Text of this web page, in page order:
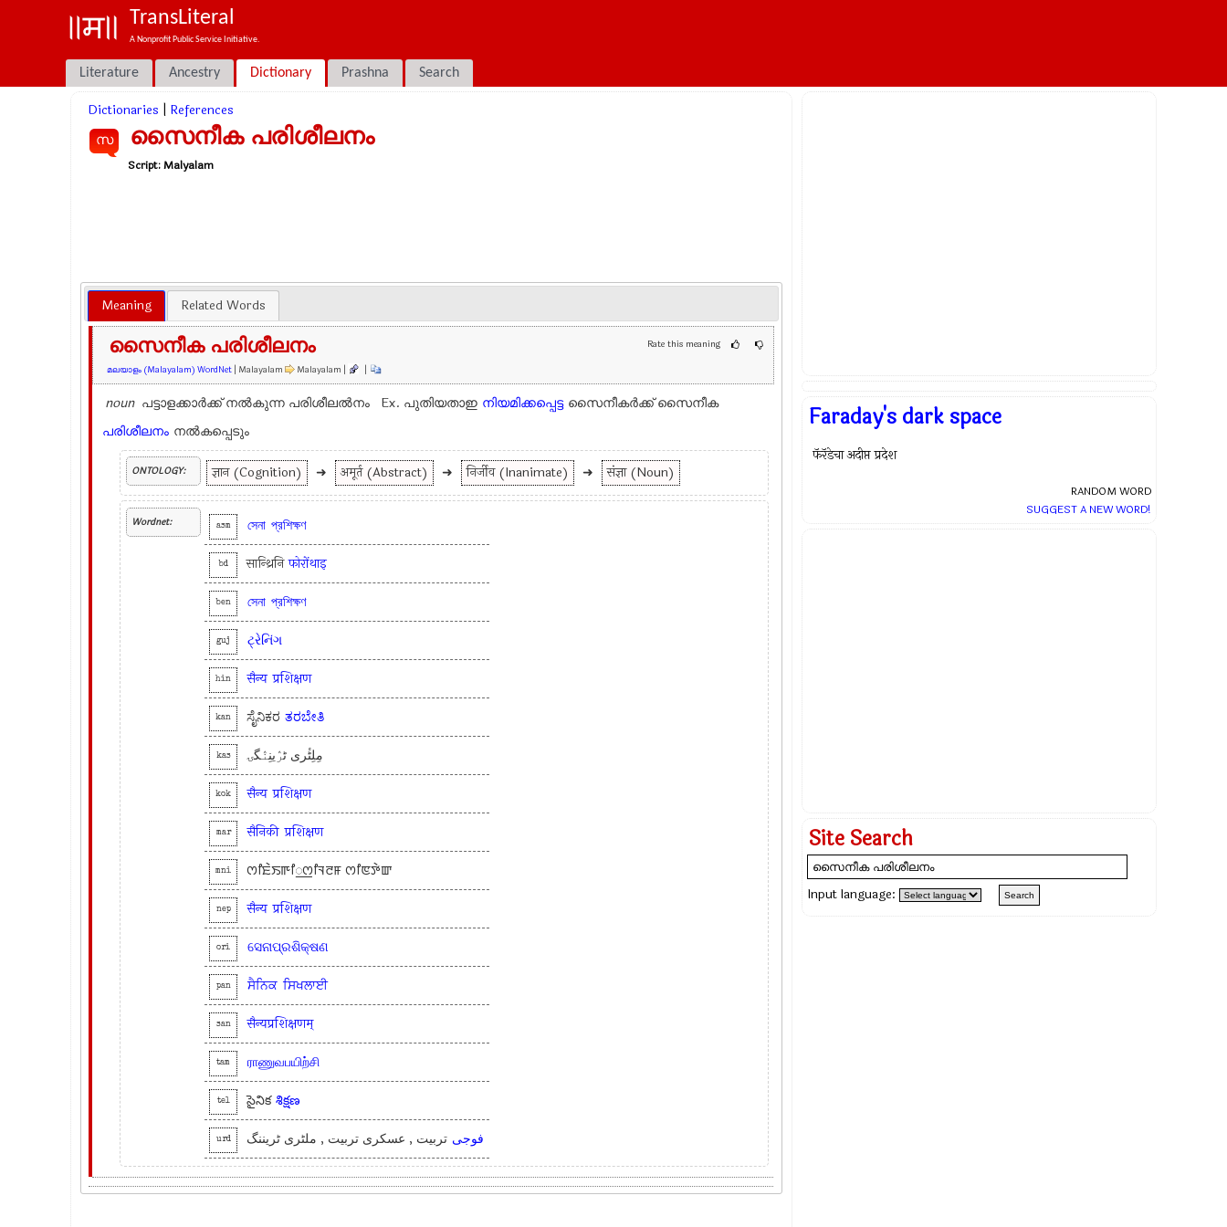
TransLiteral
A Nonprofit Public Service Initiative.
Literature Ancestry Dictionary Prashna Search
Dictionaries References
സ സൈനീക പരിശീലനം
Script:Malyalam
Meaning Related Words
Rate this meaning
സൈനീക പരിശീലനം
മലയാളം (Malayalam) WordNet| Malayalam Malayalam | |
noun പട്ടാളക്കാര്‍ക്ക് നല്‍കുന്ന പരിശീലല്‍നം Ex. പുതിയതാഇ നിയമിക്കപ്പെട്ടസൈനീകര്‍ക്ക് സൈനീക
പരിശീലനം നല്‍കപ്പെടും
ONTOLOGY: ज्ञान (Cognition) ➜ अमूर्त (Abstract) ➜ निर्जीव (Inanimate) ➜ संज्ञा (Noun)
Wordnet: asm সেনা প্রশিক্ষণ
bd सान्थ्रिनिफोरोंथाइ
ben সেনা প্রশিক্ষণ
guj ટ્રેનિંગ
hin सैन्य प्रशिक्षण
kan ಸೈನಿಕರ ತರಬೇತಿ
kas مِلِٹٔری ٹرٛینِنٛگۍ
kok सैन्य प्रशिक्षण
mar सैनिकी प्रशिक्षण
mni ꯁꯤꯐꯥꯏꯒꯤ꯭ꯁꯤꯜꯂꯝ ꯁꯤꯟꯇꯥꯛ
nep सैन्य प्रशिक्षण
ori ସେନାପ୍ରଶିକ୍ଷଣ
pan ਸੈਨਿਕ ਸਿਖਲਾਈ
san सैन्यप्रशिक्षणम्
tam ராணுவபயிற்சி
tel సైనికశిక్షణ
urd فوجی تربیت , عسکری تربیت , ملٹری ٹریننگ
Faraday's dark space
फॅरॅडेचा अदीप्त प्रदेश
RANDOM WORD
SUGGEST A NEW WORD!
Site Search
Input language: